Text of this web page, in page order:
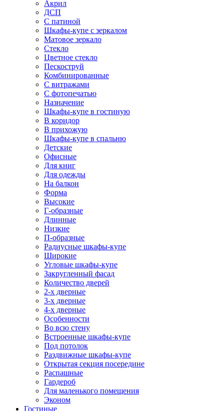
Акрил
ДСП
С патиной
Шкафы-купе с зеркалом
Матовое зеркало
Стекло
Цветное стекло
Пескоструй
Комбинированные
С витражами
С фотопечатью
Назначение
Шкафы-купе в гостиную
В коридор
В прихожую
Шкафы-купе в спальню
Детские
Офисные
Для книг
Для одежды
На балкон
Форма
Высокие
Г-образные
Длинные
Низкие
П-образные
Радиусные шкафы-купе
Широкие
Угловые шкафы-купе
Закругленный фасад
Количество дверей
2-х дверные
3-х дверные
4-х дверные
Особенности
Во всю стену
Встроенные шкафы-купе
Под потолок
Раздвижные шкафы-купе
Открытая секция посередине
Распашные
Гардероб
Для маленького помещения
Эконом
Гостиные